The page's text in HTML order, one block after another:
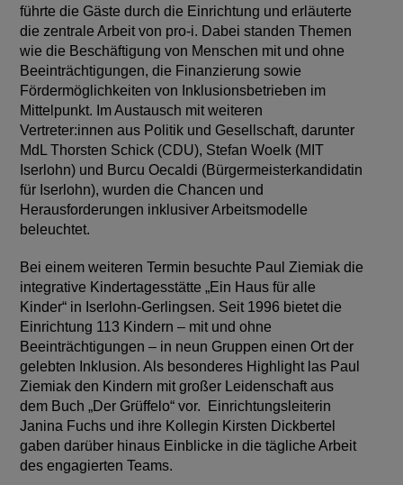
führte die Gäste durch die Einrichtung und erläuterte
die zentrale Arbeit von pro-i. Dabei standen Themen
wie die Beschäftigung von Menschen mit und ohne
Beeinträchtigungen, die Finanzierung sowie
Fördermöglichkeiten von Inklusionsbetrieben im
Mittelpunkt. Im Austausch mit weiteren
Vertreter:innen aus Politik und Gesellschaft, darunter
MdL Thorsten Schick (CDU), Stefan Woelk (MIT
Iserlohn) und Burcu Oecaldi (Bürgermeisterkandidatin
für Iserlohn), wurden die Chancen und
Herausforderungen inklusiver Arbeitsmodelle
beleuchtet.
Bei einem weiteren Termin besuchte Paul Ziemiak die
integrative Kindertagesstätte „Ein Haus für alle
Kinder“ in Iserlohn-Gerlingsen. Seit 1996 bietet die
Einrichtung 113 Kindern – mit und ohne
Beeinträchtigungen – in neun Gruppen einen Ort der
gelebten Inklusion. Als besonderes Highlight las Paul
Ziemiak den Kindern mit großer Leidenschaft aus
dem Buch „Der Grüffelo“ vor. Einrichtungsleiterin
Janina Fuchs und ihre Kollegin Kirsten Dickbertel
gaben darüber hinaus Einblicke in die tägliche Arbeit
des engagierten Teams.